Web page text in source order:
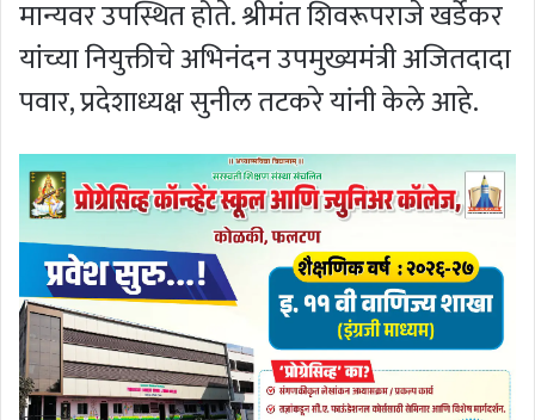
मान्यवर उपस्थित होते. श्रीमंत शिवरूपराजे खर्डेकर
यांच्या नियुक्तीचे अभिनंदन उपमुख्यमंत्री अजितदादा
पवार, प्रदेशाध्यक्ष सुनील तटकरे यांनी केले आहे.